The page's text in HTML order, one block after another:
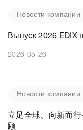
Новости компании
Выпуск 2026 EDIX
2026-05-26
Новости компании
立足全球、向新而
顾